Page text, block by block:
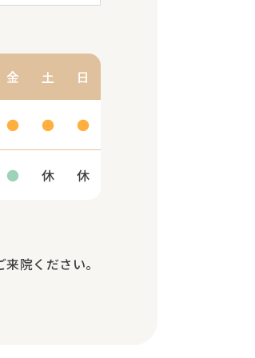
金 土 日
● ● ●
● 休 休
院ください。